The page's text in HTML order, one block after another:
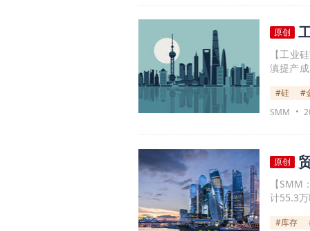
原创
【工业
滇提产
整。
#硅
#
SMM
原创
【
计55.3
#库存